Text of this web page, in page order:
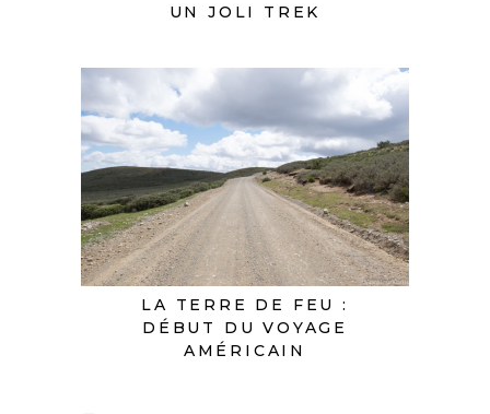
UN JOLI TREK
LA TERRE DE FEU :
DÉBUT DU VOYAGE
AMÉRICAIN